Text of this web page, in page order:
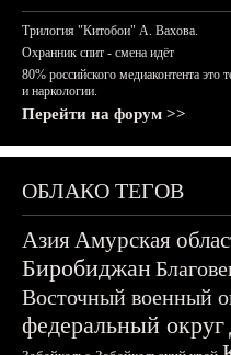
Трилогия "Китобои" А. Вахова.
Охранник спит - смена идёт
80% российского медиаконтента это
и наркологии.
Перейти на форум >>
ОБЛАКО ТЕГОВ
АзияАмурская
Биробиджан
Восточный военный
федеральный округ